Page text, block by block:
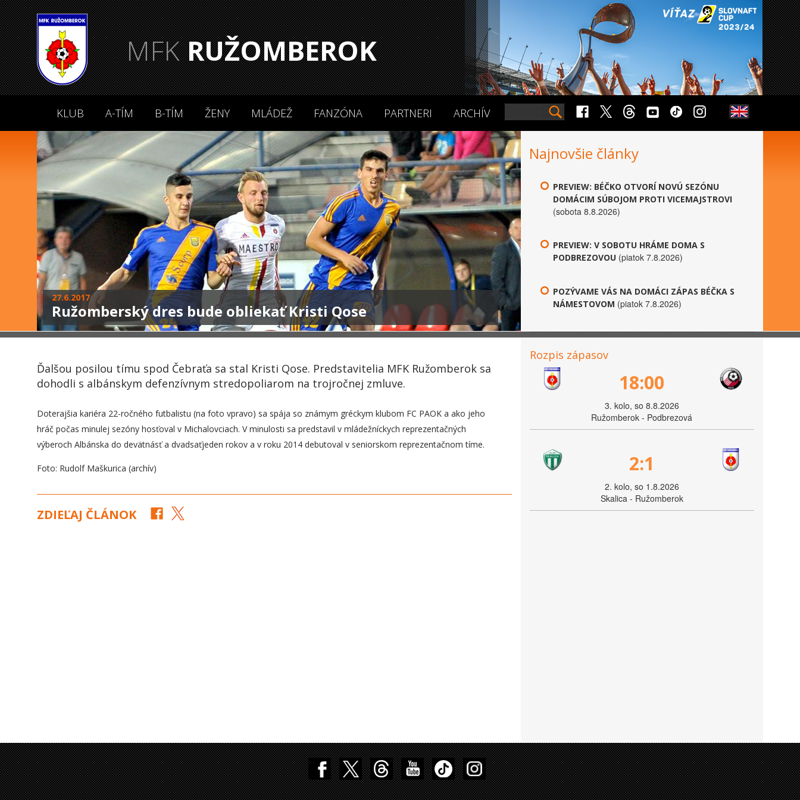
MFKRUŽOMBEROK
KLUB A-TÍM B-TÍM ŽENY MLÁDEŽ FANZÓNA PARTNERI ARCHÍV
27.6.2017
Ružomberský dres bude obliekať Kristi Qose
Najnovšie články
PREVIEW: BÉČKO OTVORÍ NOVÚ SEZÓNU
DOMÁCIM SÚBOJOM PROTI VICEMAJSTROVI
(sobota 8.8.2026)
PREVIEW: V SOBOTU HRÁME DOMA S
PODBREZOVOU (piatok 7.8.2026)
POZÝVAME VÁS NA DOMÁCI ZÁPAS BÉČKA S
NÁMESTOVOM (piatok 7.8.2026)
Ďalšou posilou tímu spod Čebraťa sa stal Kristi Qose. Predstavitelia MFK Ružomberok sa
dohodli s albánskym defenzívnym stredopoliarom na trojročnej zmluve.
Doterajšia kariéra 22-ročného futbalistu (na foto vpravo) sa spája so známym gréckym klubom FC PAOK a ako jeho
hráč počas minulej sezóny hosťoval v Michalovciach. V minulosti sa predstavil v mládežníckych reprezentačných
výberoch Albánska do devätnásť a dvadsaťjeden rokov a v roku 2014 debutoval v seniorskom reprezentačnom tíme.
Foto: Rudolf Maškurica (archív)
ZDIEĽAJ ČLÁNOK
Rozpis zápasov
18:00
3. kolo, so 8.8.2026
Ružomberok - Podbrezová
2:1
2. kolo, so 1.8.2026
Skalica - Ružomberok